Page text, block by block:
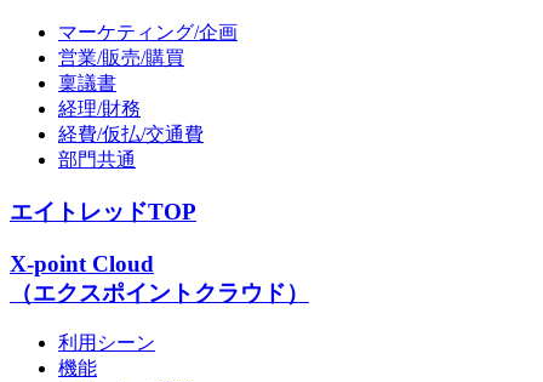
マーケティング/企画
営業/販売/購買
稟議書
経理/財務
経費/仮払/交通費
部門共通
エイトレッドTOP
X-point Cloud
（エクスポイントクラウド）
利用シーン
機能